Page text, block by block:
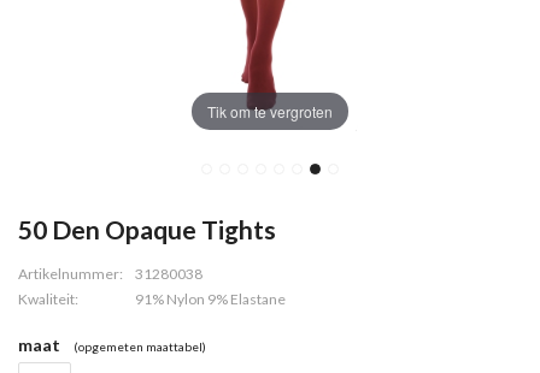
Tik om te vergroten
50 Den Opaque Tights
Artikelnummer:
31280038
Kwaliteit:
91% Nylon 9% Elastane
maat (opgemeten maattabel)